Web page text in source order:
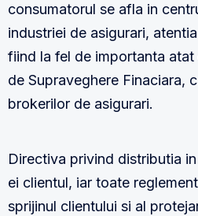
consumatorul se afla in
industriei de asigurari,
fiind la fel de importanta
de Supraveghere Finaciara,
brokerilor de asigurari.
Directiva privind distributia
ei clientul, iar toate
sprijinul clientului si al